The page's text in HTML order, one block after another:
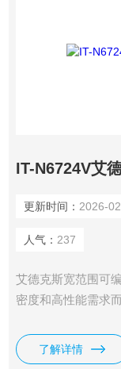
IT-N6724V艾
更新时间： 2026-
人气： 237
艾德克斯宽范围可
密度和高性能需求
和1500W两种功率
需求。紧凑的1/2
了解详情